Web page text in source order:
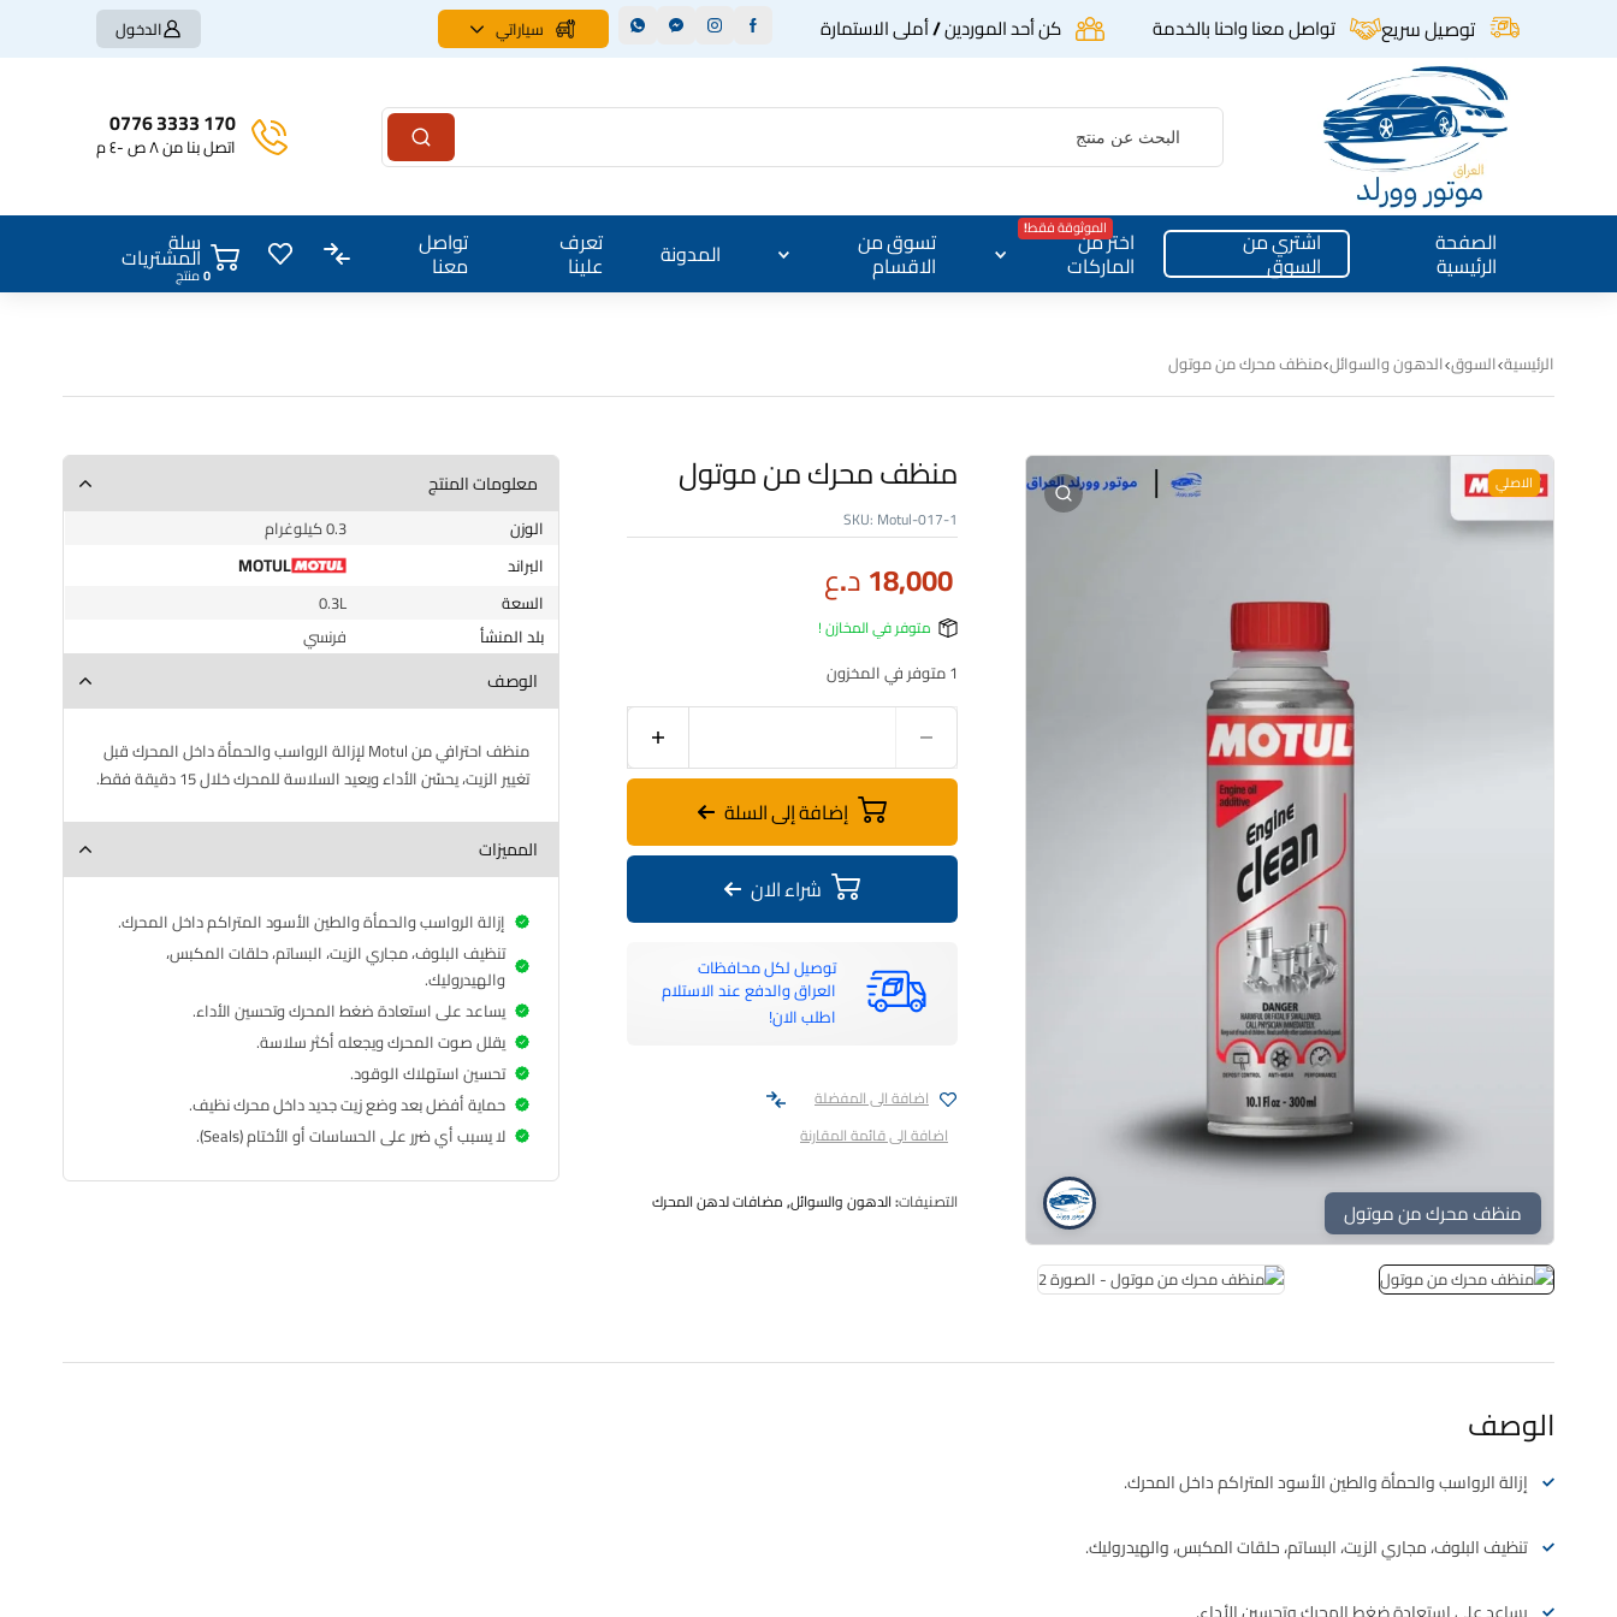
توصيل سريع تواصل معنا واحنا بالخدمة كن أحد الموردين / أملى الاستمارة سياراتي الدخول
170 3333 0776
اتصل بنا من ٨ ص -٤ م
الصفحة
الرئيسية
اشتري من
السوق
اختر من
الماركات
الموثوقة فقط! تسوق من
الاقسام المدونة تعرف
علينا
تواصل
معنا
سلة
المشتريات0منتج
الرئيسية السوق الدهون والسوائل منظف محرك من موتول
الاصلي
منظف محرك من موتول
منظف محرك من موتول
SKU: Motul-017-1
18,000د.ع
متوفر في المخازن !
1 متوفر في المخزون
إضافة إلى السلة
شراء الان
توصيل لكل محافظات
العراق والدفع عند الاستلام
اطلب الان!
اضافة الى المفضلة
اضافة الى قائمة المقارنة
التصنيفات:الدهون والسوائل,مضافات لدهن المحرك
معلومات المنتج
الوزن
0.3 كيلوغرام
البراند
MOTUL
السعة
0.3L
بلد المنشأ
فرنسي
الوصف
منظف احترافي من Motul لإزالة الرواسب والحمأة داخل المحرك قبل
تغيير الزيت، يحسّن الأداء ويعيد السلاسة للمحرك خلال 15 دقيقة فقط.
المميزات
إزالة الرواسب والحمأة والطين الأسود المتراكم داخل المحرك.
تنظيف البلوف، مجاري الزيت، البساتم، حلقات المكبس،
والهيدروليك.
يساعد على استعادة ضغط المحرك وتحسين الأداء.
يقلل صوت المحرك ويجعله أكثر سلاسة.
تحسين استهلاك الوقود.
حماية أفضل بعد وضع زيت جديد داخل محرك نظيف.
لا يسبب أي ضرر على الحساسات أو الأختام (Seals).
الوصف
إزالة الرواسب والحمأة والطين الأسود المتراكم داخل المحرك.
تنظيف البلوف، مجاري الزيت، البساتم، حلقات المكبس، والهيدروليك.